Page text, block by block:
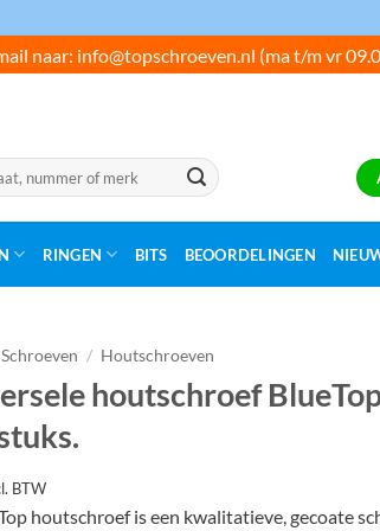
naar: info@topschroeven.nl (ma t/m vr
RINGEN BITS BEOORDELINGEN
Schroeven / Houtschroeven
houtschroef
BTW
houtschroef is een kwalitatieve, gecoate